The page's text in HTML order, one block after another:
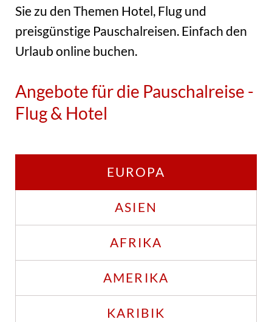
Sie zu den Themen Hotel, Flug und
preisgünstige Pauschalreisen. Einfach den
Urlaub online buchen.
Angebote für die Pauschalreise -
Flug & Hotel
EUROPA
ASIEN
AFRIKA
AMERIKA
KARIBIK